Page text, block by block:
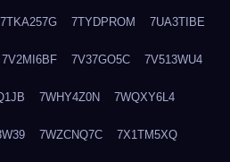
7TKA257G 7TYDPROM 7UA3TIBE
7V2MI6BF 7V37GO5C 7V513WU4
7WHY4Z0N 7WQXY6L4
7WZCNQ7C 7X1TM5XQ